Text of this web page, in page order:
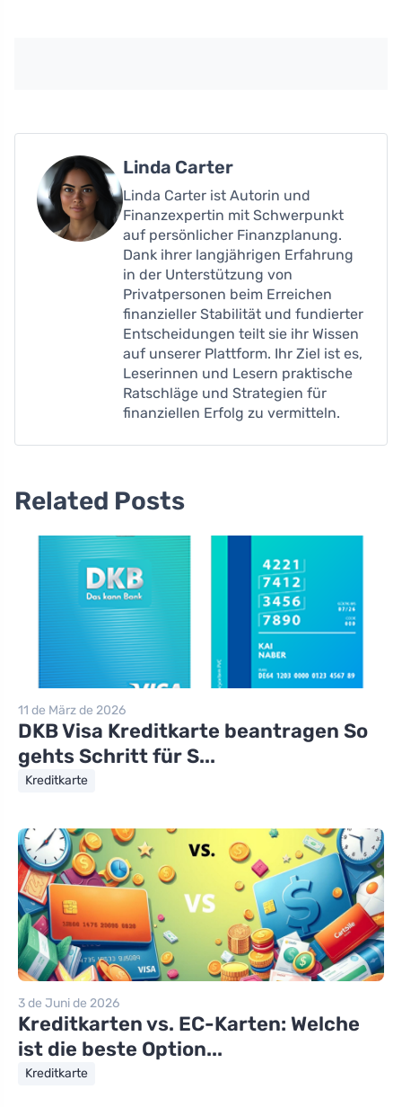
Linda Carter
Linda Carter ist Autorin und
Finanzexpertin mit Schwerpunkt
auf persönlicher Finanzplanung.
Dank ihrer langjährigen Erfahrung
in der Unterstützung von
Privatpersonen beim Erreichen
finanzieller Stabilität und fundierter
Entscheidungen teilt sie ihr Wissen
auf unserer Plattform. Ihr Ziel ist es,
Leserinnen und Lesern praktische
Ratschläge und Strategien für
finanziellen Erfolg zu vermitteln.
Related Posts
11 de März de 2026
DKB Visa Kreditkarte beantragen So
gehts Schritt für S...
Kreditkarte
3 de Juni de 2026
Kreditkarten vs. EC-Karten: Welche
ist die beste Option...
Kreditkarte